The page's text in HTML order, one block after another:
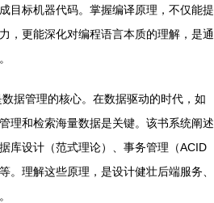
目标机器代码。掌握编译原理，不仅能提
，更能深化对编程语言本质的理解，是通
数据管理的核心。在数据驱动的时代，如
理和检索海量数据是关键。该书系统阐述
库设计（范式理论）、事务管理（ACID
。理解这些原理，是设计健壮后端服务、